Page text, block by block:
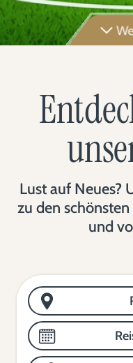
Lust auf Neues?
zu den
und